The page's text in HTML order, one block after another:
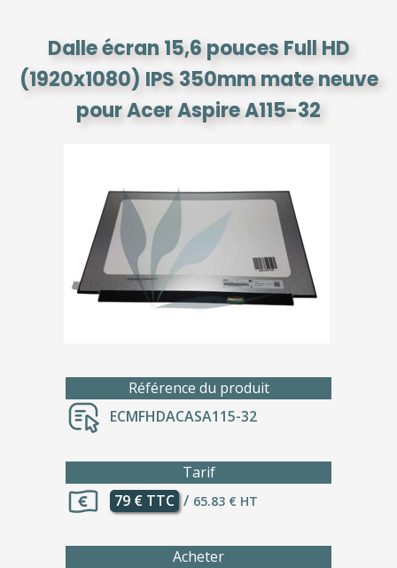
Dalle écran 15,6 pouces Full HD
(1920x1080) IPS 350mm mate neuve
pour Acer Aspire A115-32
Référence du produit
ECMFHDACASA115-32
Tarif
79 € TTC / 65.83 € HT
Acheter